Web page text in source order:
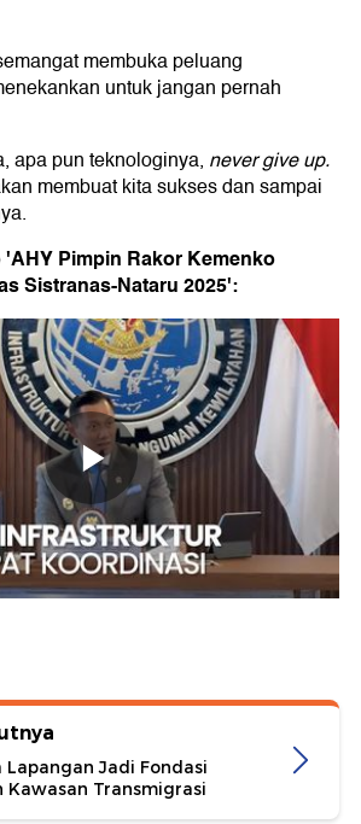
membuka peluang
untuk jangan pernah
apa pun teknologinya, never give up.
membuat kita sukses dan sampai
Pimpin Rakor Kemenko
Sistranas-Nataru 2025':
Lapangan Jadi Fondasi
Transmigrasi